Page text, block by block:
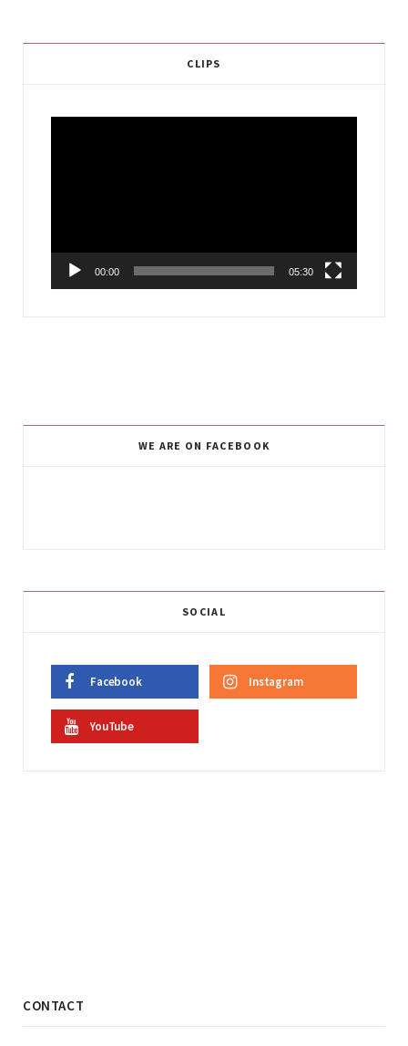
CLIPS
00:00 05:30
WE ARE ON FACEBOOK
SOCIAL
Facebook Instagram
YouTube
CONTACT